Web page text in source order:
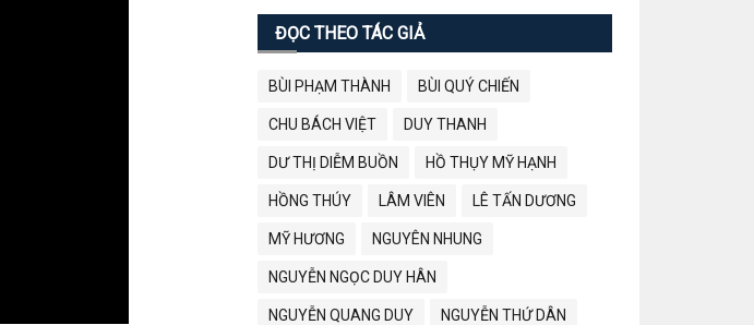
ĐỌC THEO TÁC GIẢ
BÙI PHẠM THÀNH BÙI QUÝ CHIẾN
CHU BÁCH VIỆT DUY THANH
DƯ THỊ DIỄM BUỒN HỒ THỤY MỸ HẠNH
HỒNG THÚY LÂM VIÊN LÊ TẤN DƯƠNG
MỸ HƯƠNG NGUYÊN NHUNG
NGUYỄN NGỌC DUY HÂN
NGUYỄN QUANG DUY NGUYỄN THỨ DÂN